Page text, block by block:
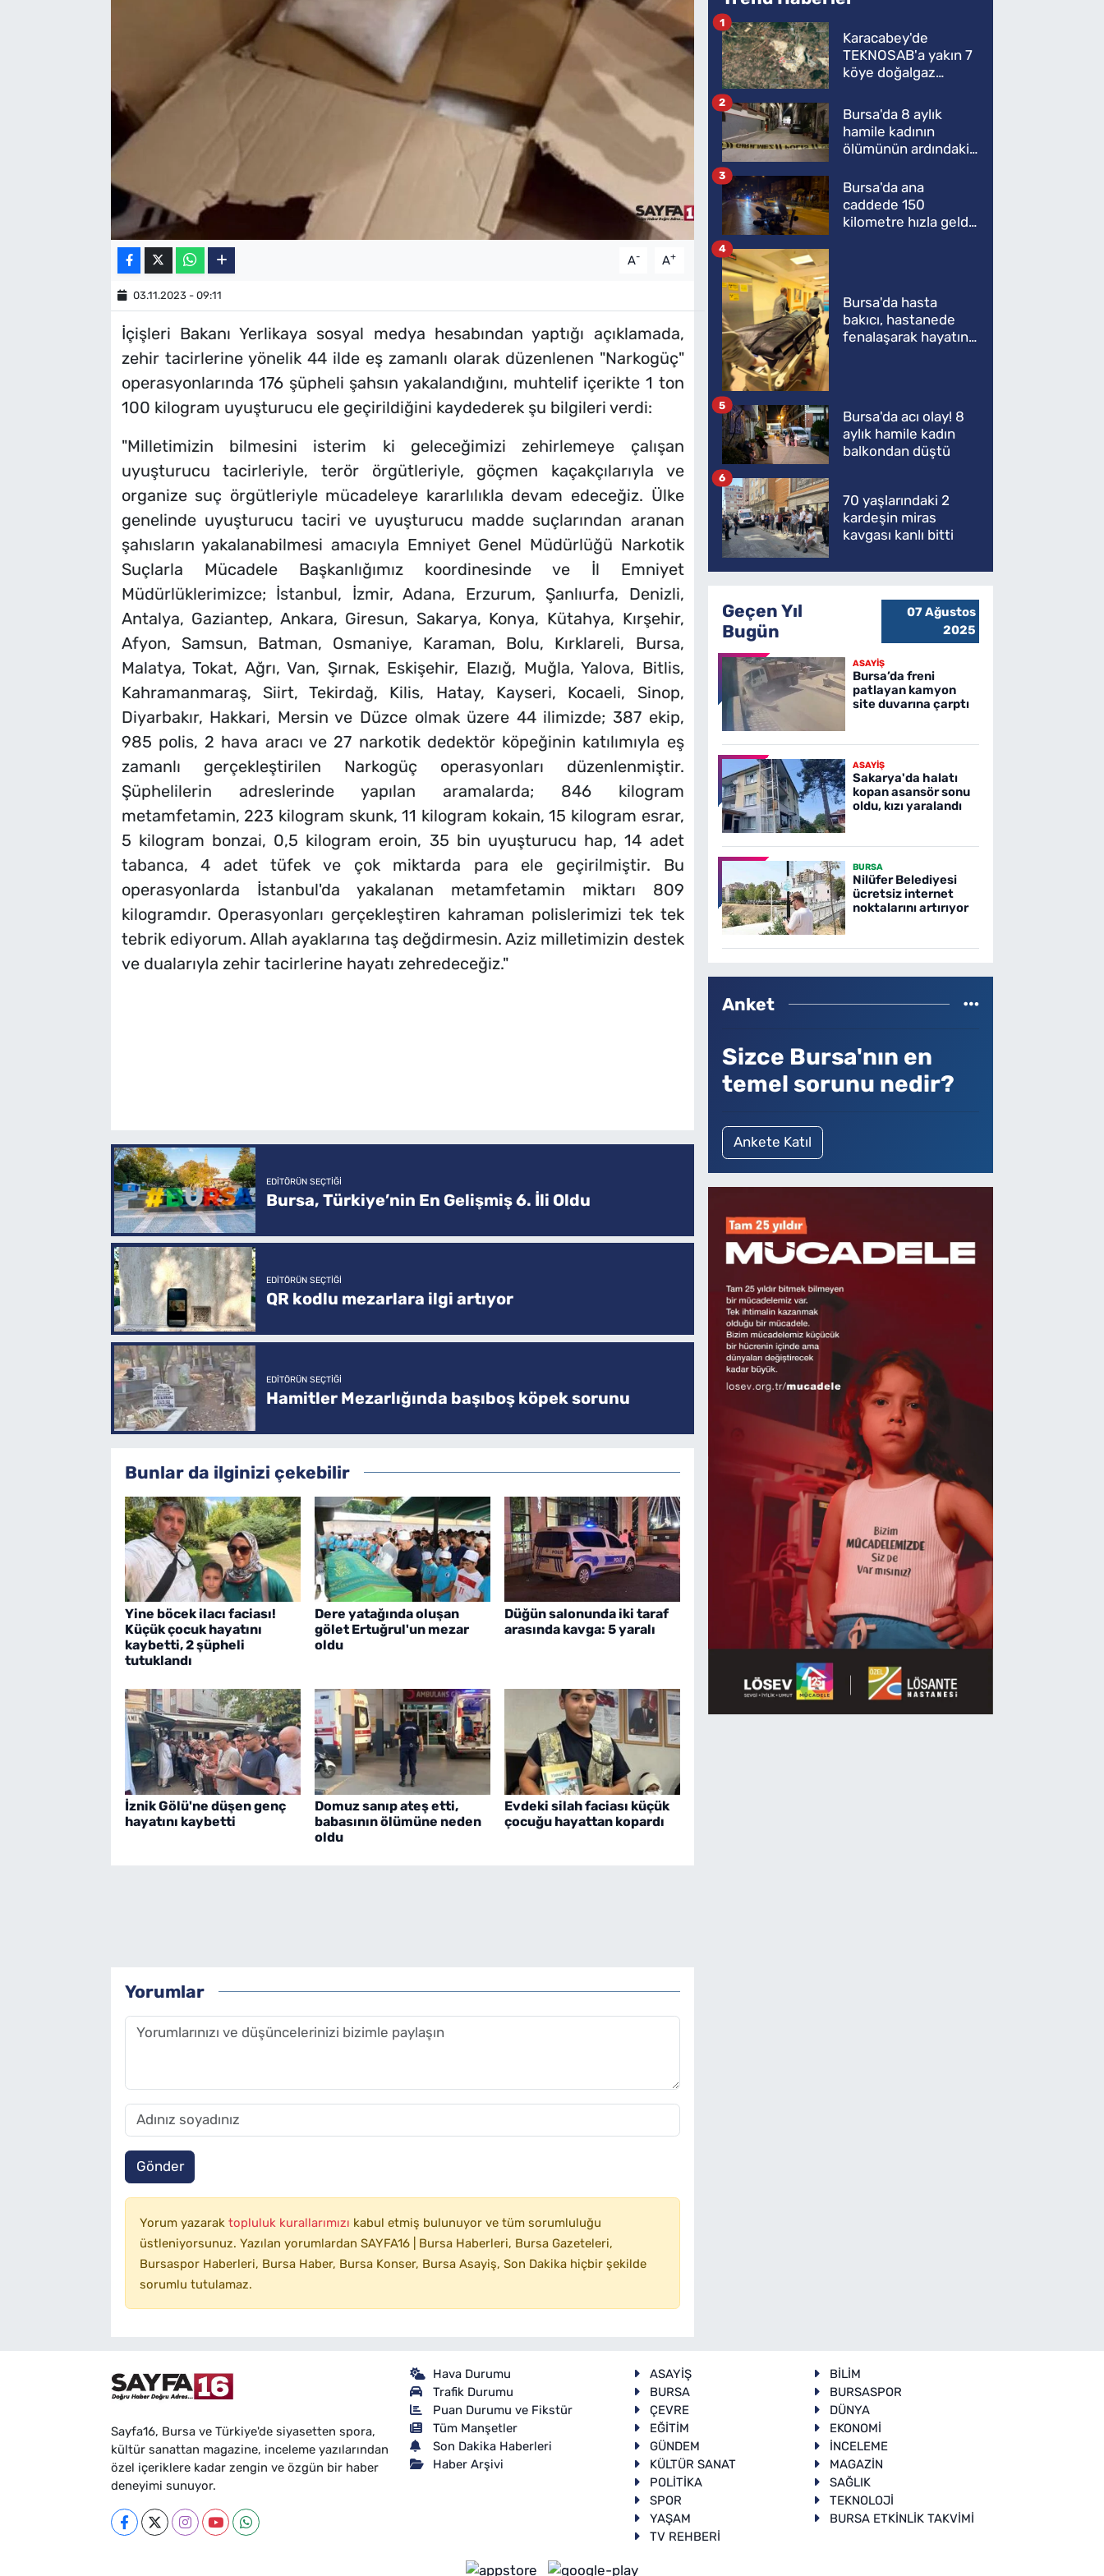
A- A+
03.11.2023 - 09:11
İçişleri Bakanı Yerlikaya sosyal medya hesabından yaptığı açıklamada,
zehir tacirlerine yönelik 44 ilde eş zamanlı olarak düzenlenen "Narkogüç"
operasyonlarında 176 şüpheli şahsın yakalandığını, muhtelif içerikte 1 ton
100 kilogram uyuşturucu ele geçirildiğini kaydederek şu bilgileri verdi:
"Milletimizin bilmesini isterim ki geleceğimizi zehirlemeye çalışan
uyuşturucu tacirleriyle, terör örgütleriyle, göçmen kaçakçılarıyla ve
organize suç örgütleriyle mücadeleye kararlılıkla devam edeceğiz. Ülke
genelinde uyuşturucu taciri ve uyuşturucu madde suçlarından aranan
şahısların yakalanabilmesi amacıyla Emniyet Genel Müdürlüğü Narkotik
Suçlarla Mücadele Başkanlığımız koordinesinde ve İl Emniyet
Müdürlüklerimizce; İstanbul, İzmir, Adana, Erzurum, Şanlıurfa, Denizli,
Antalya, Gaziantep, Ankara, Giresun, Sakarya, Konya, Kütahya, Kırşehir,
Afyon, Samsun, Batman, Osmaniye, Karaman, Bolu, Kırklareli, Bursa,
Malatya, Tokat, Ağrı, Van, Şırnak, Eskişehir, Elazığ, Muğla, Yalova, Bitlis,
Kahramanmaraş, Siirt, Tekirdağ, Kilis, Hatay, Kayseri, Kocaeli, Sinop,
Diyarbakır, Hakkari, Mersin ve Düzce olmak üzere 44 ilimizde; 387 ekip,
985 polis, 2 hava aracı ve 27 narkotik dedektör köpeğinin katılımıyla eş
zamanlı gerçekleştirilen Narkogüç operasyonları düzenlenmiştir.
Şüphelilerin adreslerinde yapılan aramalarda; 846 kilogram
metamfetamin, 223 kilogram skunk, 11 kilogram kokain, 15 kilogram esrar,
5 kilogram bonzai, 0,5 kilogram eroin, 35 bin uyuşturucu hap, 14 adet
tabanca, 4 adet tüfek ve çok miktarda para ele geçirilmiştir. Bu
operasyonlarda İstanbul'da yakalanan metamfetamin miktarı 809
kilogramdır. Operasyonları gerçekleştiren kahraman polislerimizi tek tek
tebrik ediyorum. Allah ayaklarına taş değdirmesin. Aziz milletimizin destek
ve dualarıyla zehir tacirlerine hayatı zehredeceğiz."
EDITÖRÜN SEÇTIĞI
Bursa, Türkiye’nin En Gelişmiş 6. İli Oldu
EDITÖRÜN SEÇTIĞI
QR kodlu mezarlara ilgi artıyor
EDITÖRÜN SEÇTIĞI
Hamitler Mezarlığında başıboş köpek sorunu
Bunlar da ilginizi çekebilir
Yine böcek ilacı faciası!
Küçük çocuk hayatını
kaybetti, 2 şüpheli
tutuklandı
Dere yatağında oluşan
gölet Ertuğrul'un mezar
oldu
Düğün salonunda iki taraf
arasında kavga: 5 yaralı
İznik Gölü'ne düşen genç
hayatını kaybetti
Domuz sanıp ateş etti,
babasının ölümüne neden
oldu
Evdeki silah faciası küçük
çocuğu hayattan kopardı
Yorumlar
Gönder
Yorum yazarak topluluk kurallarımızı kabul etmiş bulunuyor ve tüm sorumluluğu
üstleniyorsunuz. Yazılan yorumlardan SAYFA16 | Bursa Haberleri, Bursa Gazeteleri,
Bursaspor Haberleri, Bursa Haber, Bursa Konser, Bursa Asayiş, Son Dakika hiçbir şekilde
sorumlu tutulamaz.
Karacabey'de
TEKNOSAB'a yakın 7
köye doğalgaz
1
Bursa'da 8 aylık
hamile kadının
ölümünün ardındaki
2
Bursa'da ana
caddede 150
kilometre hızla geldi,
3
Bursa'da hasta
bakıcı, hastanede
fenalaşarak hayatını
4
Bursa'da acı olay! 8
aylık hamile kadın
balkondan düştü
5
70 yaşlarındaki 2
kardeşin miras
kavgası kanlı bitti
6
Geçen Yıl
Bugün
07 Ağustos
2025
ASAYİŞ
Bursa’da freni
patlayan kamyon
site duvarına çarptı
ASAYİŞ
Sakarya'da halatı
kopan asansör sonu
oldu, kızı yaralandı
BURSA
Nilüfer Belediyesi
ücretsiz internet
noktalarını artırıyor
Anket
Sizce Bursa'nın en
temel sorunu nedir?
Ankete Katıl
Sayfa16, Bursa ve Türkiye'de siyasetten spora,
kültür sanattan magazine, inceleme yazılarından
özel içeriklere kadar zengin ve özgün bir haber
deneyimi sunuyor.
Hava Durumu
Trafik Durumu
Puan Durumu ve Fikstür
Tüm Manşetler
Son Dakika Haberleri
Haber Arşivi
ASAYİŞ
BİLİM
BURSA
BURSASPOR
ÇEVRE
DÜNYA
EĞİTİM
EKONOMİ
GÜNDEM
İNCELEME
KÜLTÜR SANAT
MAGAZİN
POLİTİKA
SAĞLIK
SPOR
TEKNOLOJİ
YAŞAM
BURSA ETKİNLİK TAKVİMİ
TV REHBERİ